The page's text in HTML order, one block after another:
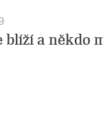
blíží a někdo